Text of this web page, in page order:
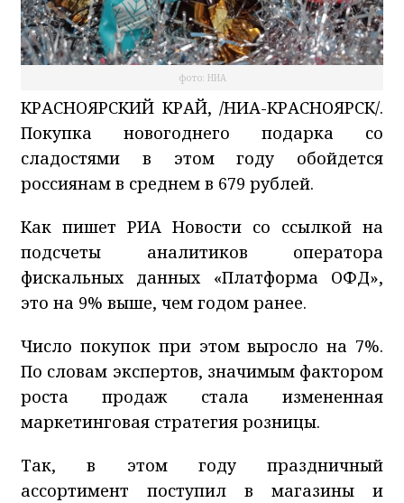
фото: НИА
КРАСНОЯРСКИЙ КРАЙ, /НИА-КРАСНОЯРСК/.
Покупка новогоднего подарка со
сладостями в этом году обойдется
россиянам в среднем в 679 рублей.
Как пишет РИА Новости со ссылкой на
подсчеты аналитиков оператора
фискальных данных «Платформа ОФД»,
это на 9% выше, чем годом ранее.
Число покупок при этом выросло на 7%.
По словам экспертов, значимым фактором
роста продаж стала измененная
маркетинговая стратегия розницы.
Так, в этом году праздничный
ассортимент поступил в магазины и